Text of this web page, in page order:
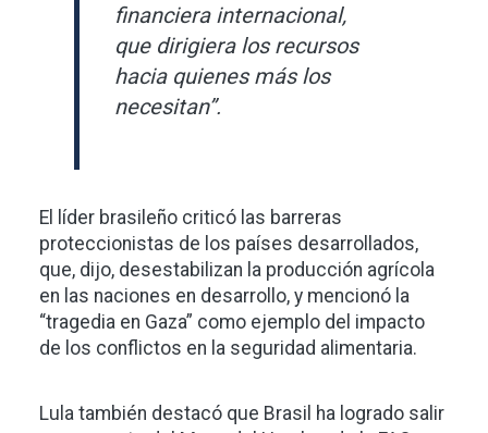
financiera internacional,
que dirigiera los recursos
hacia quienes más los
necesitan”.
El líder brasileño criticó las barreras
proteccionistas de los países desarrollados,
que, dijo, desestabilizan la producción agrícola
en las naciones en desarrollo, y mencionó la
“tragedia en Gaza” como ejemplo del impacto
de los conflictos en la seguridad alimentaria.
Lula también destacó que Brasil ha logrado salir